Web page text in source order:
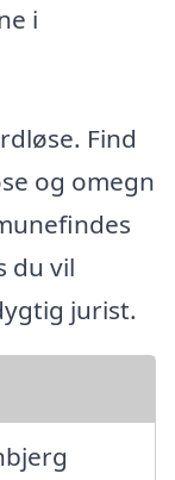
i
Find
og omegn
du vil
jurist.